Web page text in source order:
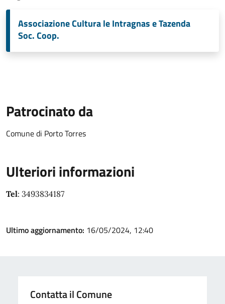
Associazione Cultura le Intragnas e Tazenda
Soc. Coop.
Patrocinato da
Comune di Porto Torres
Ulteriori informazioni
Tel: 3493834187
Ultimo aggiornamento: 16/05/2024, 12:40
Contatta il Comune